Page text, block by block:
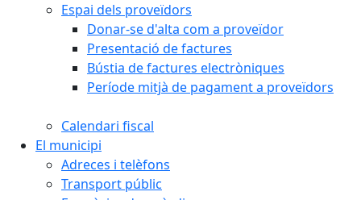
Espai dels proveïdors
Donar-se d'alta com a proveïdor
Presentació de factures
Bústia de factures electròniques
Període mitjà de pagament a proveïdors
Calendari fiscal
El municipi
Adreces i telèfons
Transport públic